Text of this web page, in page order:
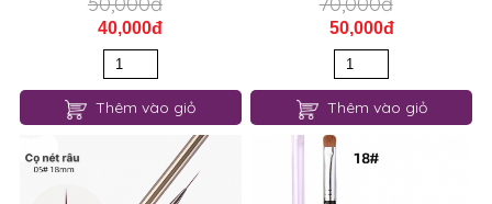
40,000đ
Thêm vào giỏ
50,000đ
Thêm vào giỏ